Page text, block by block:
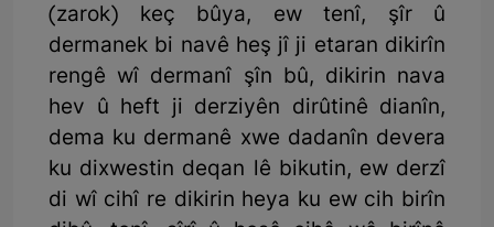
(zarok) keç bûya, ew tenî, şîr û
dermanek bi navê heş jî ji etaran dikirîn
rengê wî dermanî şîn bû, dikirin nava
hev û heft ji derziyên dirûtinê dianîn,
dema ku dermanê xwe dadanîn devera
ku dixwestin deqan lê bikutin, ew derzî
di wî cihî re dikirin heya ku ew cih birîn